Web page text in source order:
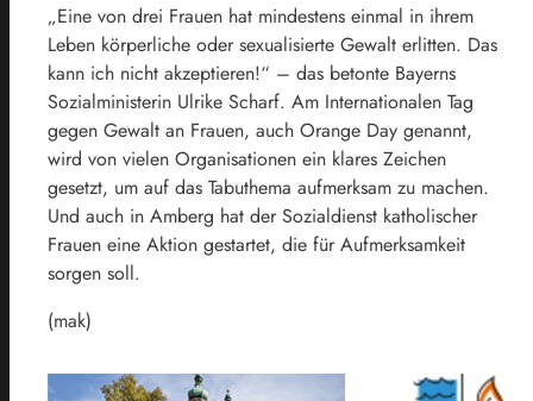
„Eine von drei Frauen hat mindestens einmal in ihrem
Leben körperliche oder sexualisierte Gewalt erlitten. Das
kann ich nicht akzeptieren!“ – das betonte Bayerns
Sozialministerin Ulrike Scharf. Am Internationalen Tag
gegen Gewalt an Frauen, auch Orange Day genannt,
wird von vielen Organisationen ein klares Zeichen
gesetzt, um auf das Tabuthema aufmerksam zu machen.
Und auch in Amberg hat der Sozialdienst katholischer
Frauen eine Aktion gestartet, die für Aufmerksamkeit
sorgen soll.
(mak)